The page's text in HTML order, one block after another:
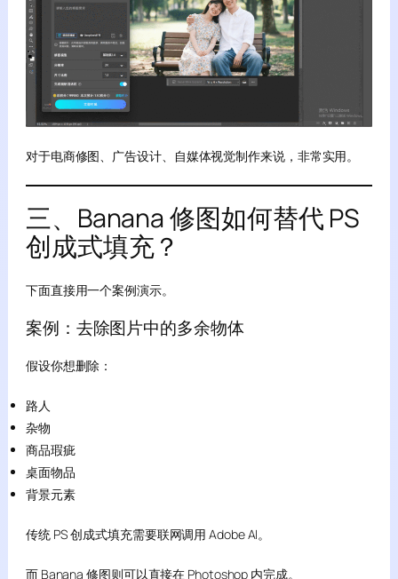
对于电商修图、广告设计、自媒体视觉制作来说，非常实用。
三、Banana 修图如何替代 PS
创成式填充？
下面直接用一个案例演示。
案例：去除图片中的多余物体
假设你想删除：
路人
杂物
商品瑕疵
桌面物品
背景元素
传统 PS 创成式填充需要联网调用 Adobe AI。
而 Banana 修图则可以直接在 Photoshop 内完成。